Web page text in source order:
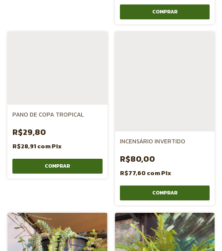
PANO DE COPA TROPICAL
R$29,80
R$28,91comPix
INCENSÁRIO INVERTIDO
R$80,00
R$77,60comPix